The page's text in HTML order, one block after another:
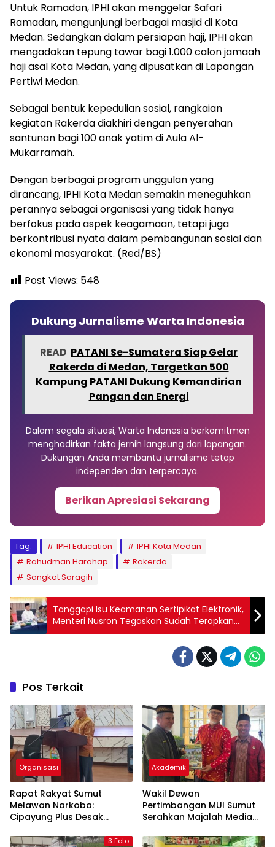
Untuk Ramadan, IPHI akan menggelar Safari
Ramadan, mengunjungi berbagai masjid di Kota
Medan. Sedangkan dalam persiapan haji, IPHI akan
mengadakan tepung tawar bagi 1.000 calon jamaah
haji asal Kota Medan, yang dipusatkan di Lapangan
Pertiwi Medan.
Sebagai bentuk kepedulian sosial, rangkaian
kegiatan Rakerda diakhiri dengan penyerahan
santunan bagi 100 anak yatim di Aula Al-
Mukarramah.
Dengan berbagai program unggulan yang
dirancang, IPHI Kota Medan semakin meneguhkan
perannya sebagai organisasi yang tidak hanya
berfokus pada aspek keagamaan, tetapi juga
berkontribusi nyata dalam pembangunan sosial dan
ekonomi masyarakat. (Red/BS)
Post Views: 548
Dukung Jurnalisme Warta Indonesia
READ PATANI Se-Sumatera Siap Gelar
Rakerda di Medan, Targetkan 500
Kampung PATANI Dukung Kemandirian
Pangan dan Energi
Dalam segala situasi, Warta Indonesia berkomitmen
menghadirkan fakta jernih langsung dari lapangan.
Dukungan Anda membantu jurnalisme tetap
independen dan terpercaya.
Berikan Apresiasi Sekarang
Tag: IPHI Education
IPHI Kota Medan
Rahudman Harahap
Rakerda
Sangkot Saragih
Tanggapi Isu Keamanan Sertipikat Elektronik,
Menteri Nusron Tegaskan Sudah Terapkan
Sistem Back up Berlapis
Pos Terkait
Organisasi
Rapat Rakyat Sumut
Melawan Narkoba:
Cipayung Plus Desak
Muda Jadi Benteng Utama
Akademik
Wakil Dewan
Pertimbangan MUI Sumut
Serahkan Majalah Media
Ketum PP Persis di Balige
3 Foto